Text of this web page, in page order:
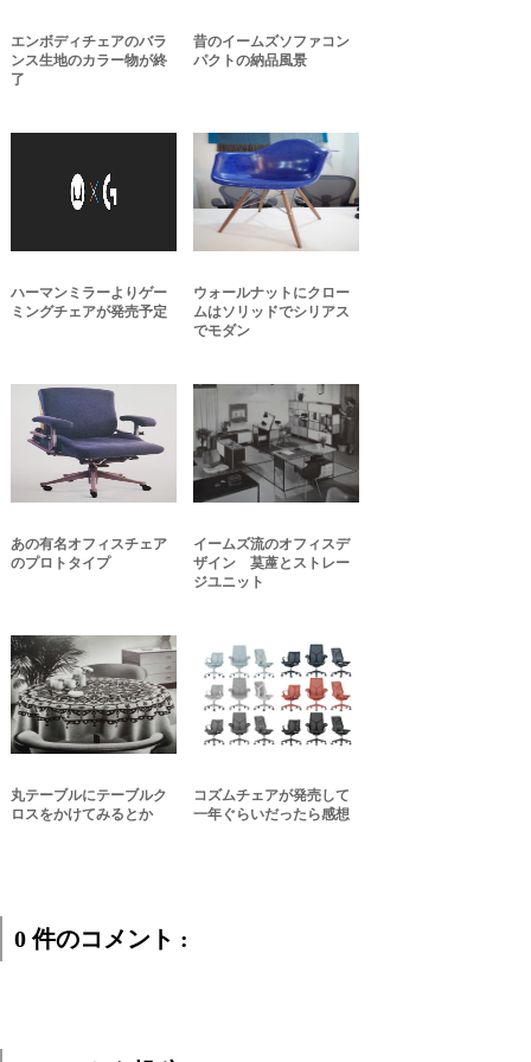
エンボディチェアのバラ
ンス生地のカラー物が終
了
昔のイームズソファコン
パクトの納品風景
ハーマンミラーよりゲー
ミングチェアが発売予定
ウォールナットにクロー
ムはソリッドでシリアス
でモダン
あの有名オフィスチェア
のプロトタイプ
イームズ流のオフィスデ
ザイン 茣蓙とストレー
ジユニット
丸テーブルにテーブルク
ロスをかけてみるとか
コズムチェアが発売して
一年ぐらいだったら感想
0 件のコメント :